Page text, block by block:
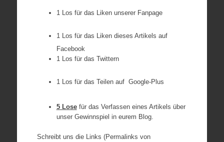
1 Los für das Liken unserer Fanpage
1 Los für das Liken dieses Artikels auf
Facebook
1 Los für das Twittern
1 Los für das Teilen auf Google-Plus
5 Losefür das Verfassen eines Artikels über
unser Gewinnspiel in eurem Blog.
Schreibt uns die Links (Permalinks von